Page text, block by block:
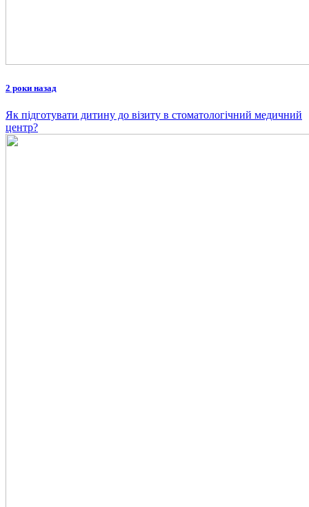
2 роки назад
Як підготувати дитину до візиту в стоматологічний медичний
центр?